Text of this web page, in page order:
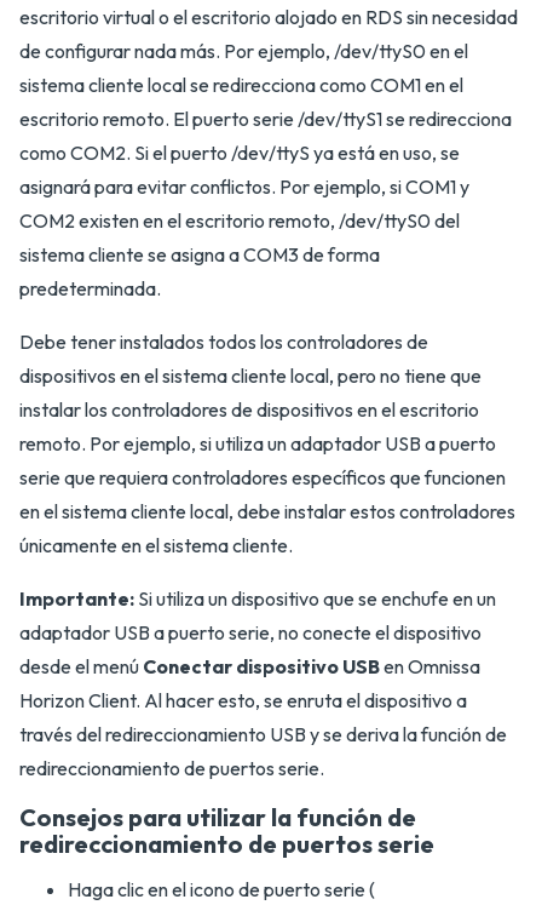
escritorio virtual o el escritorio alojado en RDS sin necesidad
de configurar nada más. Por ejemplo, /dev/ttyS0 en el
sistema cliente local se redirecciona como COM1 en el
escritorio remoto. El puerto serie /dev/ttyS1 se redirecciona
como COM2. Si el puerto /dev/ttyS ya está en uso, se
asignará para evitar conflictos. Por ejemplo, si COM1 y
COM2 existen en el escritorio remoto, /dev/ttyS0 del
sistema cliente se asigna a COM3 de forma
predeterminada.
Debe tener instalados todos los controladores de
dispositivos en el sistema cliente local, pero no tiene que
instalar los controladores de dispositivos en el escritorio
remoto. Por ejemplo, si utiliza un adaptador USB a puerto
serie que requiera controladores específicos que funcionen
en el sistema cliente local, debe instalar estos controladores
únicamente en el sistema cliente.
Importante: Si utiliza un dispositivo que se enchufe en un
adaptador USB a puerto serie, no conecte el dispositivo
desde el menú Conectar dispositivo USBen Omnissa
Horizon Client. Al hacer esto, se enruta el dispositivo a
través del redireccionamiento USB y se deriva la función de
redireccionamiento de puertos serie.
Consejos para utilizar la función de
redireccionamiento de puertos serie
Haga clic en el icono de puerto serie (